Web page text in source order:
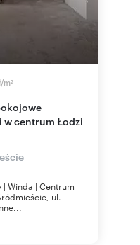
m2
w centrum Łodzi
| Winda | Centrum
ul.